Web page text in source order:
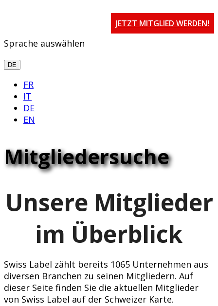
JETZT MITGLIED WERDEN!
Sprache auswählen
DE
FR
IT
DE
EN
Mitgliedersuche
Unsere Mitglieder
im Überblick
Swiss Label zählt bereits 1065 Unternehmen aus
diversen Branchen zu seinen Mitgliedern. Auf
dieser Seite finden Sie die aktuellen Mitglieder
von Swiss Label auf der Schweizer Karte.